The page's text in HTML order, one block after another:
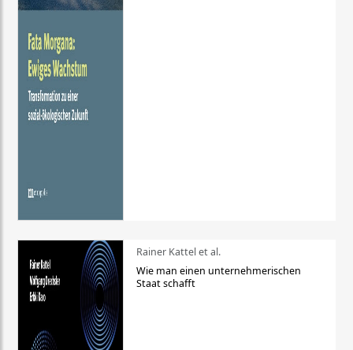
Rainer Kattel et al.
Wie man einen unternehmerischen
Staat schafft